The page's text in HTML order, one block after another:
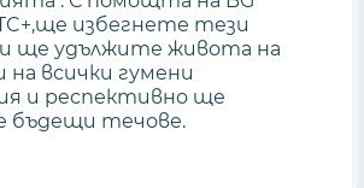
избегнете тези
ще удължите живота на
всички гумени
и респективно ще
бъдещи течове.